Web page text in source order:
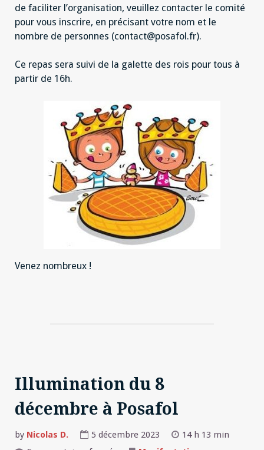
de faciliter l’organisation, veuillez contacter le comité
pour vous inscrire, en précisant votre nom et le
nombre de personnes (contact@posafol.fr).
Ce repas sera suivi de la galette des rois pour tous à
partir de 16h.
Venez nombreux !
Illumination du 8
décembre à Posafol
by Nicolas D. 5 décembre 2023
14 h 13 min